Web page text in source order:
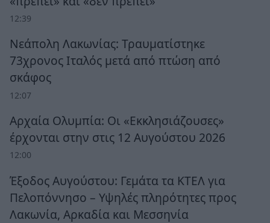
12:39
Νεάπολη Λακωνίας: Τραυματίστηκε
73χρονος Ιταλός μετά από πτώση από
σκάφος
12:07
Αρχαία Ολυμπία: Οι «Εκκλησιάζουσες»
έρχονται στην στις 12 Αυγούστου 2026
12:00
Έξοδος Αυγούστου: Γεμάτα τα ΚΤΕΛ για
Πελοπόννησο – Υψηλές πληρότητες προς
Λακωνία, Αρκαδία και Μεσσηνία